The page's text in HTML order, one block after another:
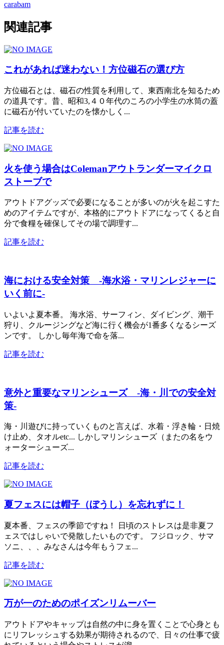
carabam
関連記事
これがあれば迷わない！方位磁石の選び方
方位磁石とは、磁石の性質を利用して、東西南北を知るため
の道具です。昔、昭和3,４０年代のころの小学生の水筒の蓋
に磁石が付いていたのを懐かしく...
記事を読む
火を使う場合はColemanアウトランダーマイクロ
ストーブで
アウトドアグッズで必要になることが多いのが火を起こすた
めのアイテムですが、本格的にアウトドアになってくると自
分で食糧を確保してその場で調理す...
記事を読む
海における安全対策 -海水浴・マリンレジャーに
いく前に-
いよいよ夏本番。 海水浴、サーフィン、ダイビング、潮干
狩り、クルージングなど海に行く機会が1番多くなるシーズ
ンです。 しかし毎年海で命を落...
記事を読む
意外と重要なマリンシューズ -海・川での安全対
策-
海・川遊びに持っていくものと言えば、水着・浮き輪・日焼
け止め、タオルetc... しかしマリンシューズ（またの名をウ
ォーターシューズ...
記事を読む
夏フェスには帽子（ぼうし）を忘れずに！
夏本番、フェスの季節ですね！ 日頃のストレスは是非夏フ
ェスではしゃいで発散したいものです。 フジロック、サマ
ソニ、、、みなさんは今年もうフェ...
記事を読む
万が一のためのポイズンリムーバー
アウトドアやキャップは自然の中に身を置くことで心身とも
にリフレッシュする効果が期待されるので、日々の仕事で疲